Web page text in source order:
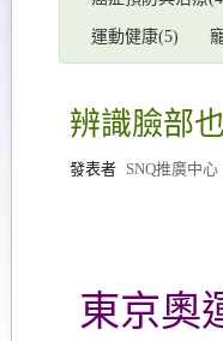
運動健康(5)
辨識臉部
發表者 SNQ推廣中心
東京奧